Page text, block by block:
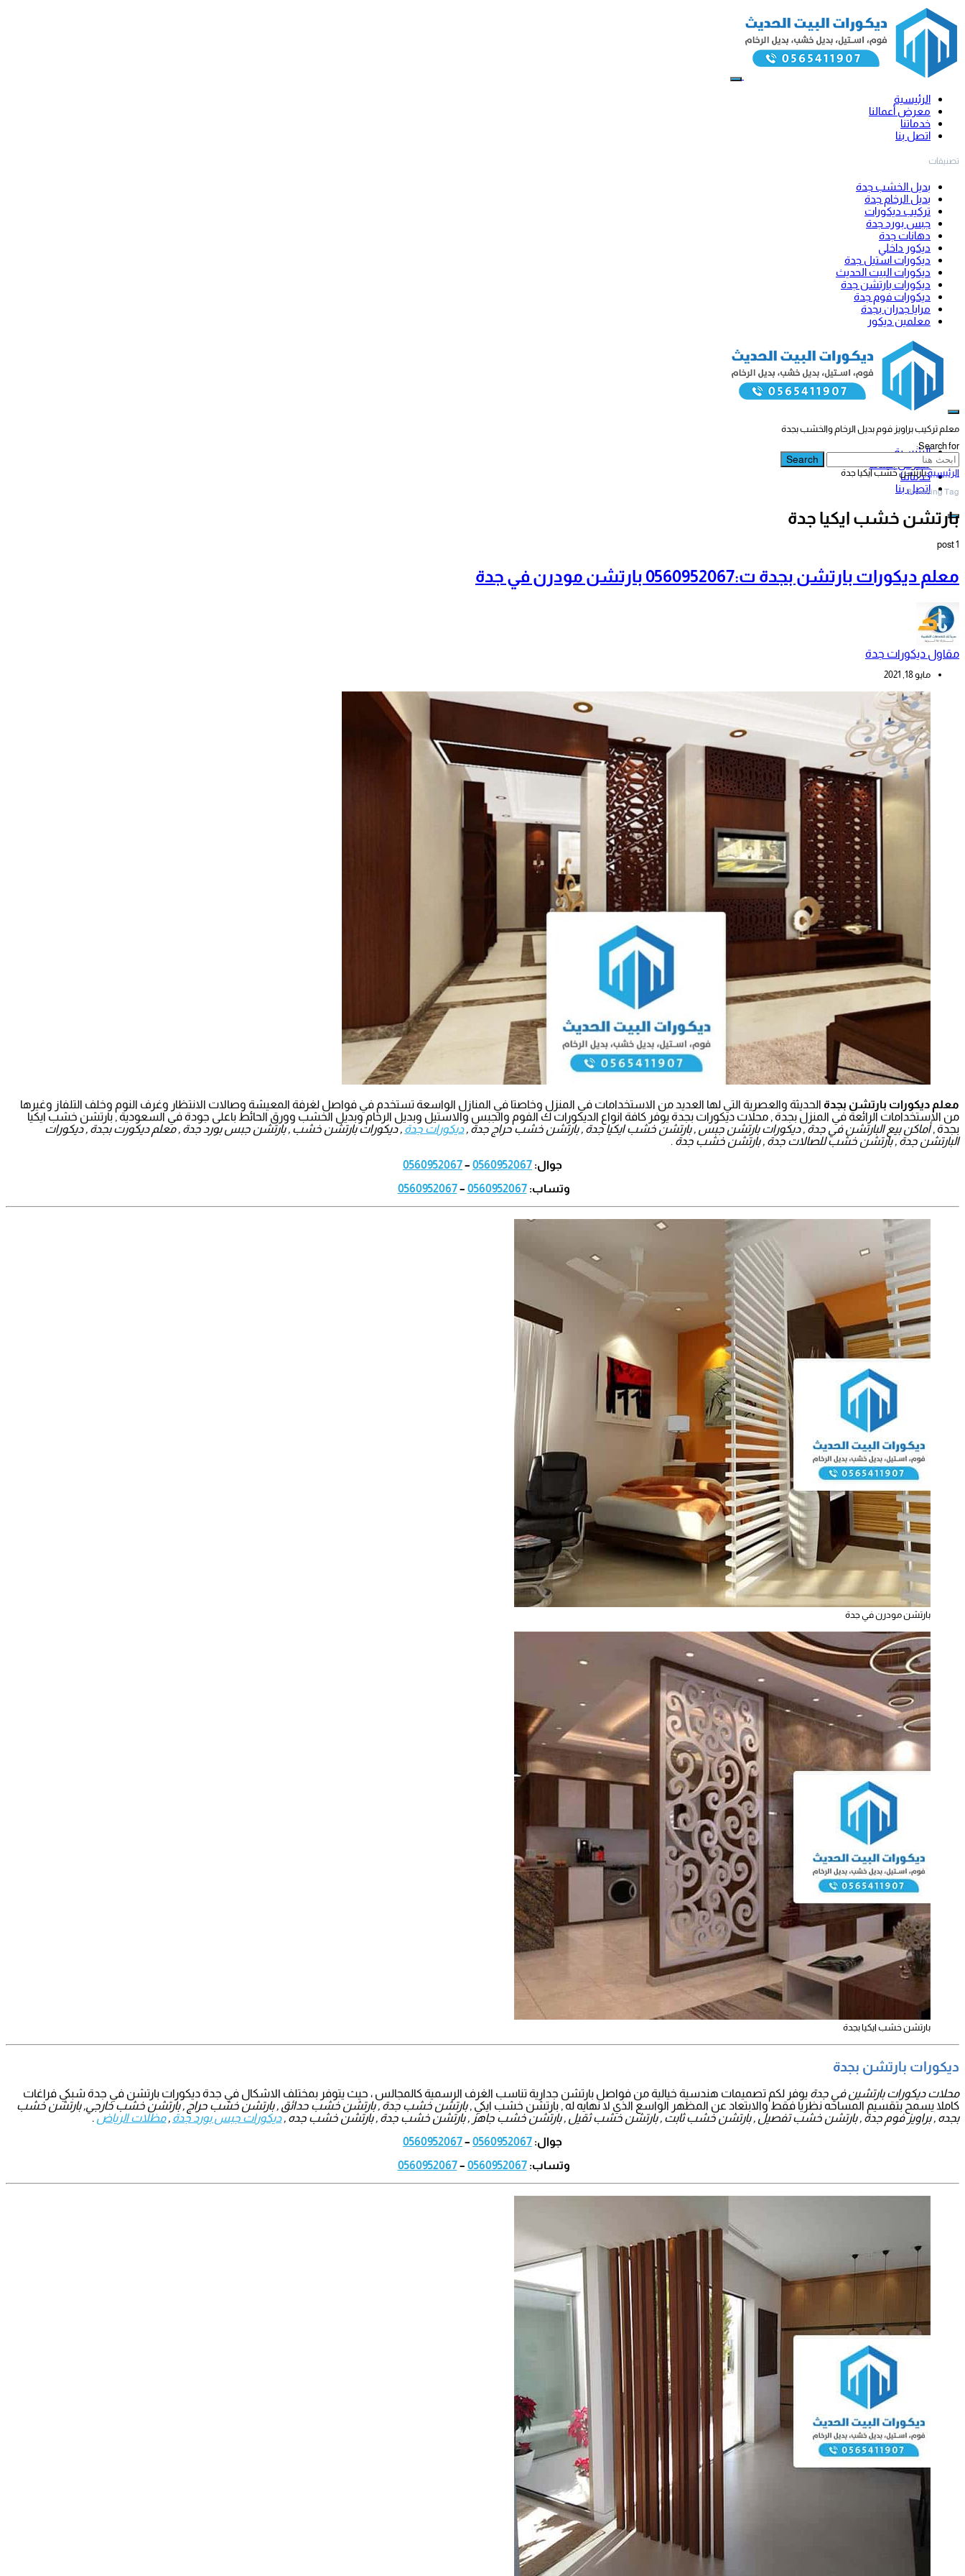
الرئيسية
معرض أعمالنا
خدماتنا
اتصل بنا
تصنيفات
بديل الخشب جدة
بديل الرخام جدة
تركيب ديكورات
جبس بورد جدة
دهانات جدة
ديكور داخلي
ديكورات استيل جدة
ديكورات البيت الحديث
ديكورات بارتشن جدة
ديكورات فوم جدة
مرايا جدران بجدة
معلمين ديكور
معلم تركيب براويز فوم بديل الرخام والخشب بجدة
الرئيسية
معرض أعمالنا
خدماتنا
اتصل بنا
Search for:
Search
الرئيسيةبارتشن خشب ايكيا جدة
Browsing Tag
بارتشن خشب ايكيا جدة
1 post
معلم ديكورات بارتشن بجدة ت:0560952067 بارتشن مودرن في جدة
مقاول ديكورات جدة
مايو 18, 2021
معلم ديكورات بارتشن بجدة الحديثة والعصرية التي لها العديد من الاستخدامات في المنزل وخاصتا في المنازل الواسعة تستخدم في فواصل لغرفة المعيشة وصالات الانتظار وغرف النوم وخلف التلفاز وغيرها
من الاستخدامات الرائعة في المنزل بجدة , محلات ديكورات بجدة يوفر كافة انواع الديكورات ك الفوم والجبس والاستيل وبديل الرخام وبديل الخشب وورق الحائط باعلى جودة في السعودية , بارتشن خشب ايكيا
بجدة ,أماكن بيع البارتشن في جدة , ديكورات بارتشن جبس , بارتشن خشب ايكيا جدة , بارتشن خشب حراج جدة ,ديكورات جدة , ديكورات بارتشن خشب , بارتشن جبس بورد جدة , معلم ديكورت بجدة , ديكورات
البارتشن جدة , بارتشن خشب للصالات جدة , بارتشن خشب جدة .
جوال: 0560952067
–
0560952067
وتساب:0560952067
–
0560952067
بارتشن مودرن في جدة
بارتشن خشب ايكيا بجدة
ديكورات بارتشن بجدة
محلات ديكورات بارتشين في جدة يوفر لكم تصميمات هندسية خيالية من فواصل بارتشن جدارية تناسب الغرف الرسمية كالمجالس ، حيث يتوفر بمختلف الاشكال في جدة ديكورات بارتشن في جدة شبكي فراغات
كاملا يسمح بتقسيم المساحه نظريا فقط والابتعاد عن المظهر الواسع الذي لا نهايه له , بارتشن خشب ايكي ,بارتشن خشب جدة , بارتشن خشب حدائق , بارتشن خشب حراج , بارتشن خشب خارجي, بارتشن خشب
بجده , براويز فوم جدة , بارتشن خشب تفصيل , بارتشن خشب ثابت , بارتشن خشب ثقيل , بارتشن خشب جاهز , بارتشن خشب جدة , بارتشن خشب جده ,ديكورات جبس بورد جدة ,مظلات الرياض .
جوال: 0560952067
–
0560952067
وتساب:0560952067
–
0560952067